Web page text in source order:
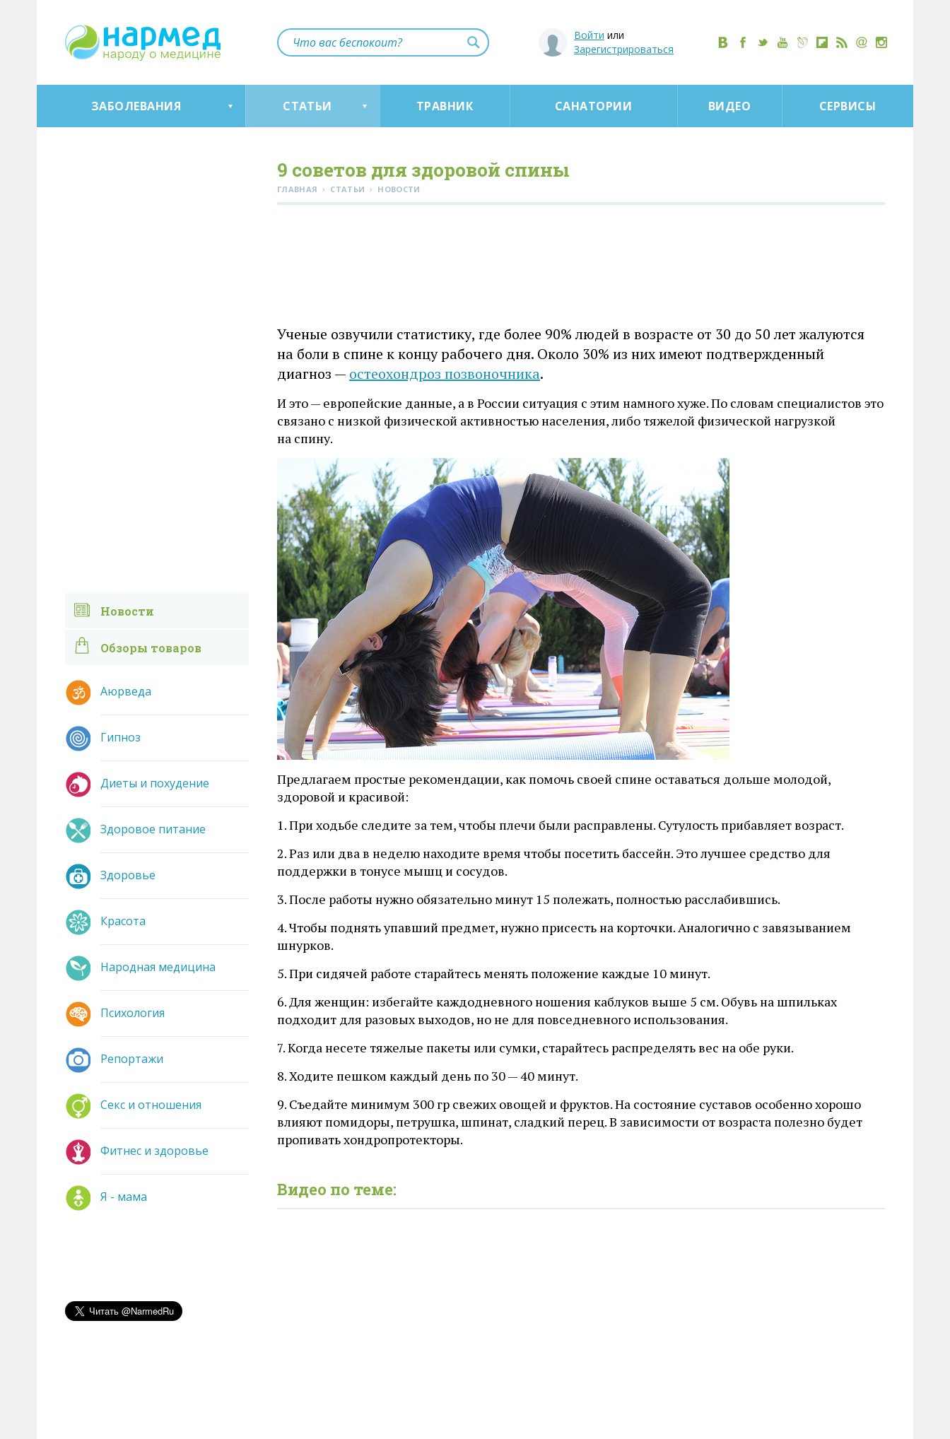
Войти или
Зарегистрироваться
ЗАБОЛЕВАНИЯ СТАТЬИ ТРАВНИК САНАТОРИИ ВИДЕО СЕРВИСЫ
9 советов для здоровой спины
ГЛАВНАЯ › СТАТЬИ › НОВОСТИ
Ученые озвучили статистику, где более 90% людей в возрасте от 30 до 50 лет жалуются
на боли в спине к концу рабочего дня. Около 30% из них имеют подтвержденный
диагноз — остеохондроз позвоночника.
И это — европейские данные, а в России ситуация с этим намного хуже. По словам специалистов это
связано с низкой физической активностью населения, либо тяжелой физической нагрузкой
на спину.
Предлагаем простые рекомендации, как помочь своей спине оставаться дольше молодой,
здоровой и красивой:
1. При ходьбе следите за тем, чтобы плечи были расправлены. Сутулость прибавляет возраст.
2. Раз или два в неделю находите время чтобы посетить бассейн. Это лучшее средство для
поддержки в тонусе мышц и сосудов.
3. После работы нужно обязательно минут 15 полежать, полностью расслабившись.
4. Чтобы поднять упавший предмет, нужно присесть на корточки. Аналогично с завязыванием
шнурков.
5. При сидячей работе старайтесь менять положение каждые 10 минут.
6. Для женщин: избегайте каждодневного ношения каблуков выше 5 см. Обувь на шпильках
подходит для разовых выходов, но не для повседневного использования.
7. Когда несете тяжелые пакеты или сумки, старайтесь распределять вес на обе руки.
8. Ходите пешком каждый день по 30 — 40 минут.
9. Съедайте минимум 300 гр свежих овощей и фруктов. На состояние суставов особенно хорошо
влияют помидоры, петрушка, шпинат, сладкий перец. В зависимости от возраста полезно будет
пропивать хондропротекторы.
Видео по теме:
Новости
Обзоры товаров
Аюрведа
Гипноз
Диеты и похудение
Здоровое питание
Здоровье
Красота
Народная медицина
Психология
Репортажи
Секс и отношения
Фитнес и здоровье
Я - мама